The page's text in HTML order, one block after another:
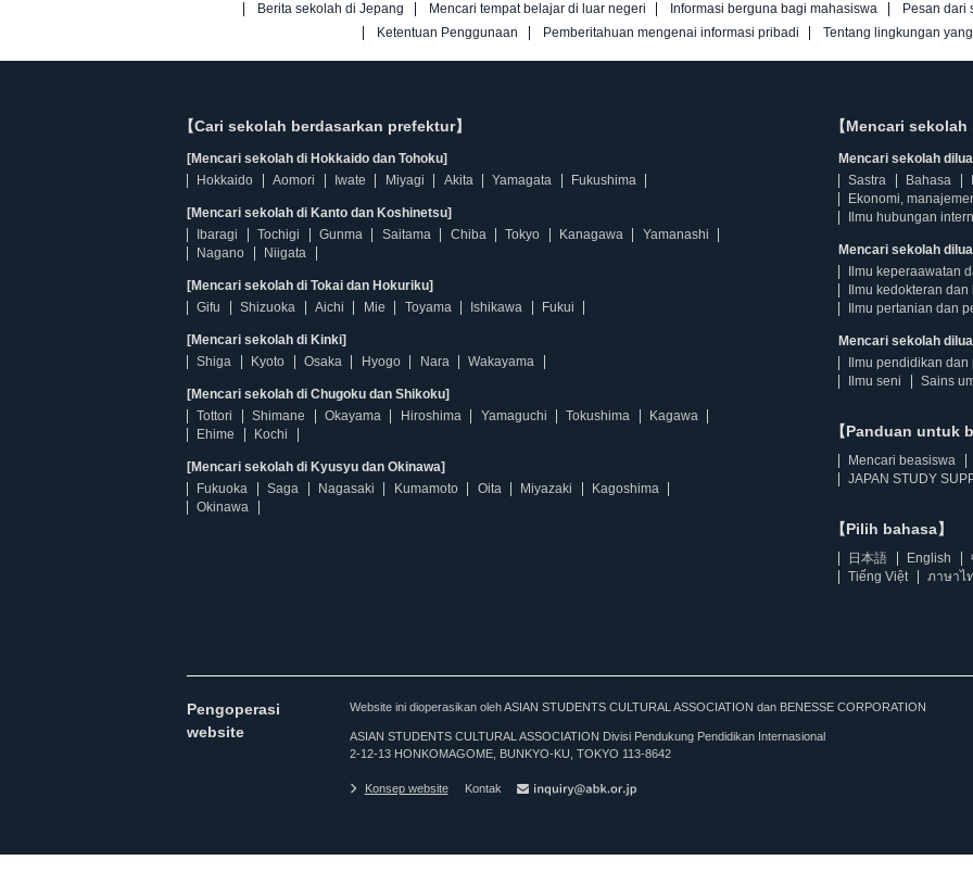
Berita sekolah di Jepang Mencari tempat belajar di luar negeri Informasi berguna bagi mahasiswa
Pesan dari
Ketentuan Penggunaan
Pemberitahuan mengenai informasi pribadi Tentang lingkungan
【Cari sekolah berdasarkan prefektur】
[Mencari sekolah di Hokkaido dan Tohoku]
Hokkaido
Aomori Iwate Miyagi Akita Yamagata Fukushima
[Mencari sekolah di Kanto dan Koshinetsu]
Ibaragi
Tochigi Gunma Saitama Chiba Tokyo Kanagawa
Yamanashi
Nagano
Niigata
[Mencari sekolah di Tokai dan Hokuriku]
Gifu
Shizuoka Aichi Mie Toyama Ishikawa Fukui
[Mencari sekolah di Kinki]
Shiga
Kyoto Osaka Hyogo Nara Wakayama
[Mencari sekolah di Chugoku dan Shikoku]
Tottori
Shimane Okayama Hiroshima Yamaguchi Tokushima
Kagawa
Ehime
Kochi
[Mencari sekolah di Kyusyu dan Okinawa]
Fukuoka
Saga Nagasaki Kumamoto Oita Miyazaki
Kagoshima
Okinawa
【Mencari
Mencari sekolah
Sastra
Bahasa
Ekonomi,
Ilmu hubungan
Mencari sekolah
Ilmu keperaawatan
Ilmu kedokteran
Ilmu pertanian dan
Mencari sekolah
Ilmu pendidikan
Ilmu seni
Sains
【Panduan untuk
Mencari beasiswa
JAPAN STUDY
【Pilih bahasa】
日本語 English
Tiếng Việt
ภาษาไ
Pengoperasi
website
Website ini dioperasikan oleh ASIAN STUDENTS CULTURAL ASSOCIATION dan BENESSE CORPORATION
ASIAN STUDENTS CULTURAL ASSOCIATION Divisi Pendukung Pendidikan Internasional
2-12-13 HONKOMAGOME, BUNKYO-KU, TOKYO 113-8642
Konsep website Kontak